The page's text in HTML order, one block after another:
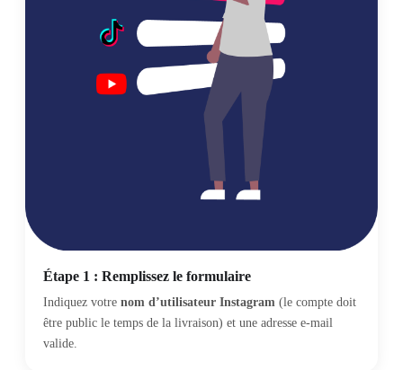
Étape 1 : Remplissez le formulaire
Indiquez votre nom d’utilisateur Instagram (le compte doit
être public le temps de la livraison) et une adresse e-mail
valide.